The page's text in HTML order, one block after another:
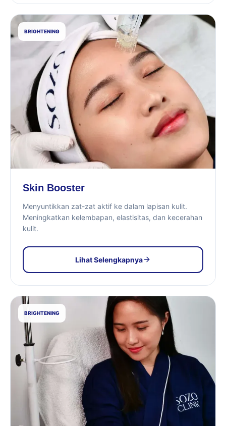
BRIGHTENING
Skin Booster
Menyuntikkan zat-zat aktif ke dalam lapisan kulit.
Meningkatkan kelembapan, elastisitas, dan kecerahan
kulit.
Lihat Selengkapnya
BRIGHTENING